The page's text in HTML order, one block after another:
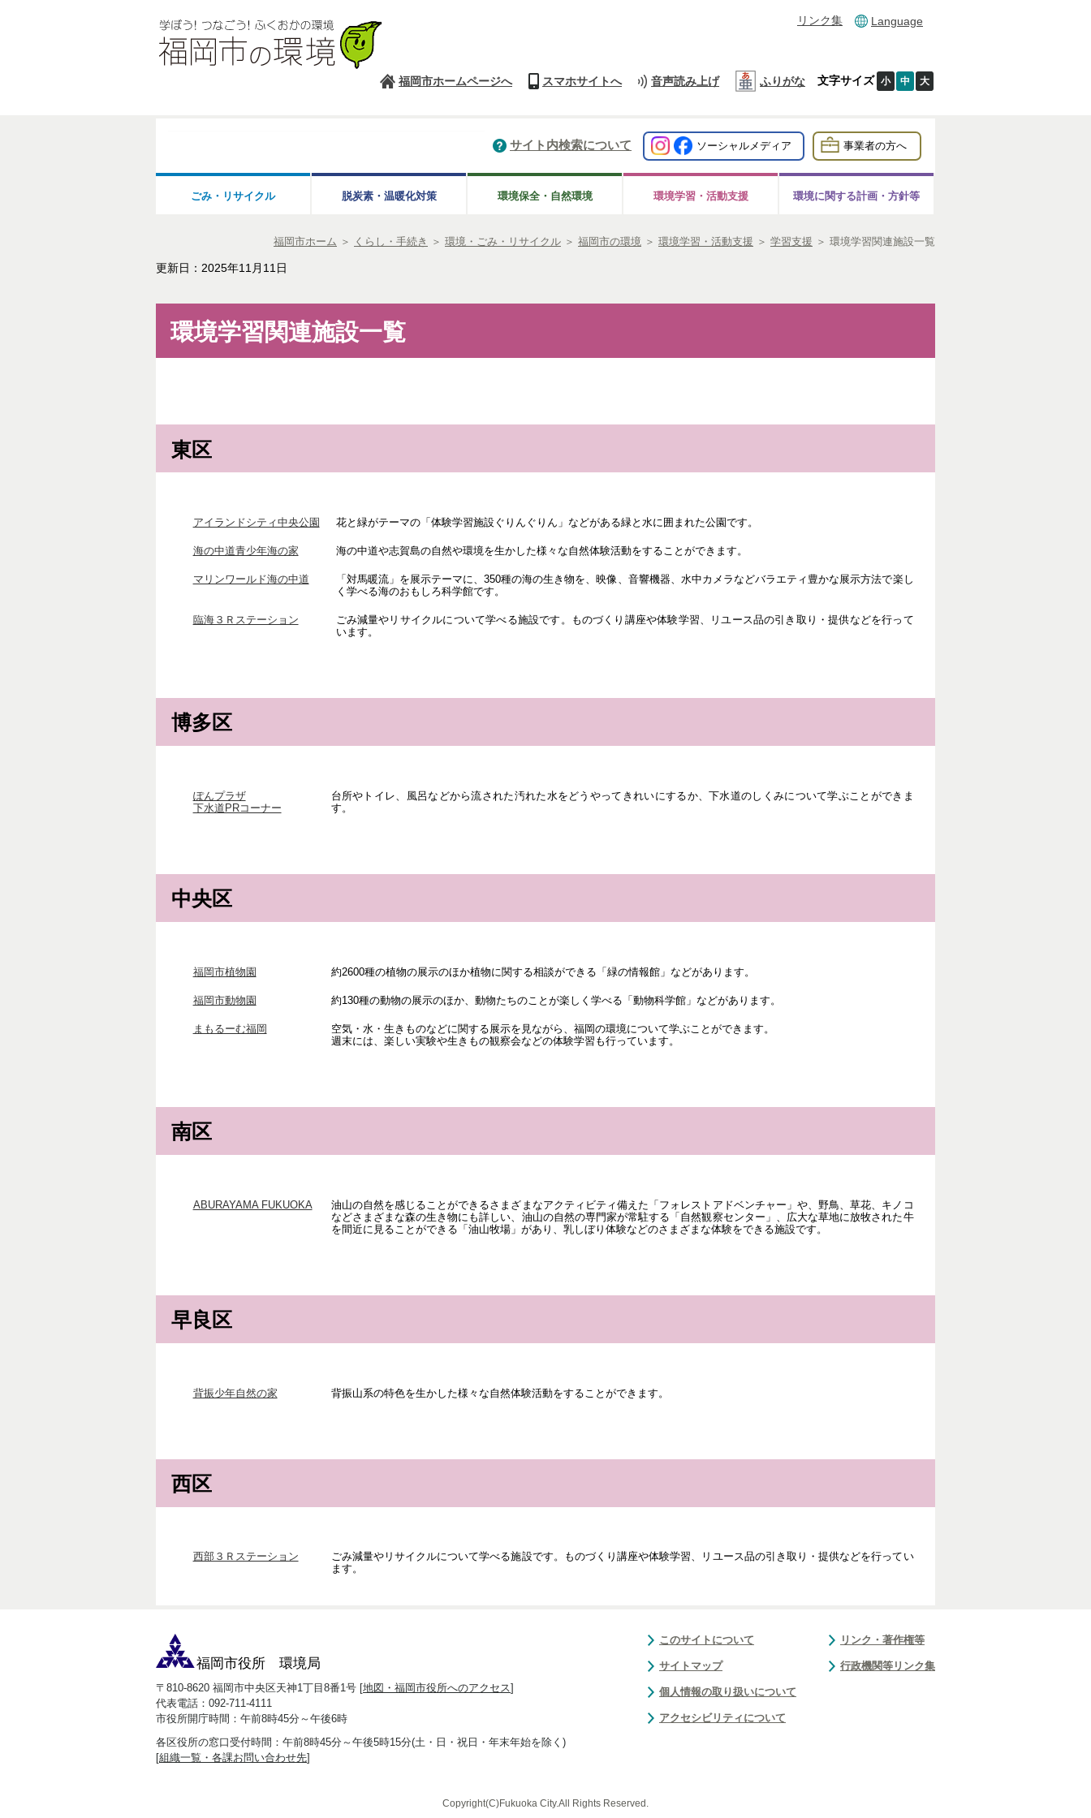
リンク集 Language
福岡市ホームページへ スマホサイトへ 音声読み上げ ふりがな 文字サイズ 小 中 大
ソーシャルメディア 事業者の方へ
サイト内検索について
ごみ・リサイクル 脱炭素・温暖化対策 環境保全・自然環境 環境学習・活動支援 環境に関する計画・方針等
福岡市ホーム ＞ くらし・手続き ＞ 環境・ごみ・リサイクル ＞ 福岡市の環境 ＞ 環境学習・活動支援 ＞ 学習支援 ＞ 環境学習関連施設一覧
更新日：2025年11月11日
環境学習関連施設一覧
東区
アイランドシティ中央公園 花と緑がテーマの「体験学習施設ぐりんぐりん」などがある緑と水に囲まれた公園です。
海の中道青少年海の家 海の中道や志賀島の自然や環境を生かした様々な自然体験活動をすることができます。
マリンワールド海の中道
「対馬暖流」を展示テーマに、350種の海の生き物を、映像、音響機器、水中カメラなどバラエティ豊かな展示方法で楽し
く学べる海のおもしろ科学館です。
臨海３Ｒステーション
ごみ減量やリサイクルについて学べる施設です。ものづくり講座や体験学習、リユース品の引き取り・提供などを行って
います。
博多区
ぽんプラザ
下水道PRコーナー
台所やトイレ、風呂などから流された汚れた水をどうやってきれいにするか、下水道のしくみについて学ぶことができま
す。
中央区
福岡市植物園 約2600種の植物の展示のほか植物に関する相談ができる「緑の情報館」などがあります。
福岡市動物園 約130種の動物の展示のほか、動物たちのことが楽しく学べる「動物科学館」などがあります。
まもるーむ福岡
空気・水・生きものなどに関する展示を見ながら、福岡の環境について学ぶことができます。
週末には、楽しい実験や生きもの観察会などの体験学習も行っています。
南区
ABURAYAMA FUKUOKA
油山の自然を感じることができるさまざまなアクティビティ備えた「フォレストアドベンチャー」や、野鳥、草花、キノコ
などさまざまな森の生き物にも詳しい、油山の自然の専門家が常駐する「自然観察センター」、広大な草地に放牧された牛
を間近に見ることができる「油山牧場」があり、乳しぼり体験などのさまざまな体験をできる施設です。
早良区
背振少年自然の家 背振山系の特色を生かした様々な自然体験活動をすることができます。
西区
西部３Ｒステーション
ごみ減量やリサイクルについて学べる施設です。ものづくり講座や体験学習、リユース品の引き取り・提供などを行ってい
ます。
福岡市役所 環境局
〒810-8620 福岡市中央区天神1丁目8番1号 [地図・福岡市役所へのアクセス]
代表電話：092-711-4111
市役所開庁時間：午前8時45分～午後6時
各区役所の窓口受付時間：午前8時45分～午後5時15分(土・日・祝日・年末年始を除く)
[組織一覧・各課お問い合わせ先]
このサイトについて
サイトマップ
個人情報の取り扱いについて
アクセシビリティについて
リンク・著作権等
行政機関等リンク集
Copyright(C)Fukuoka City.All Rights Reserved.